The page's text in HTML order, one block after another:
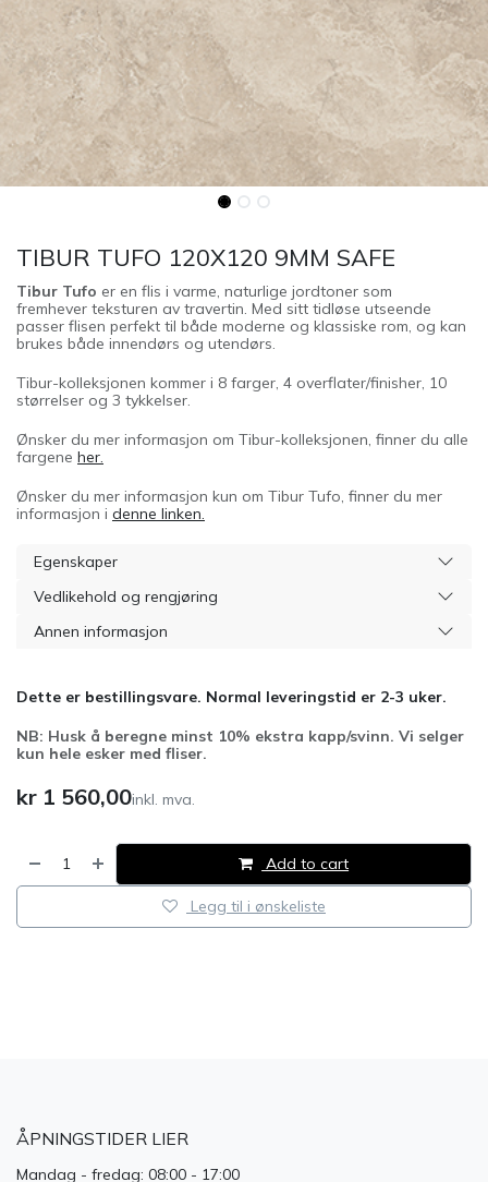
TIBUR TUFO 120X120 9MM SAFE
Tibur Tufo er en flis i varme, naturlige jordtoner som
fremhever teksturen av travertin. Med sitt tidløse utseende
passer flisen perfekt til både moderne og klassiske rom, og kan
brukes både innendørs og utendørs.
Tibur-kolleksjonen kommer i 8 farger, 4 overflater/finisher, 10
størrelser og 3 tykkelser.
Ønsker du mer informasjon om Tibur-kolleksjonen, finner du alle
fargene her.
Ønsker du mer informasjon kun om Tibur Tufo, finner du mer
informasjon i denne linken.
Egenskaper
Vedlikehold og rengjøring
Annen informasjon
Dette er bestillingsvare. Normal leveringstid er 2-3 uker.
NB: Husk å beregne minst 10% ekstra kapp/svinn. Vi selger
kun hele esker med fliser.
kr 1 560,00inkl. mva.
Add to cart
Legg til i ønskeliste
ÅPNINGSTIDER LIER
Mandag - fredag: 08:00 - 17:00